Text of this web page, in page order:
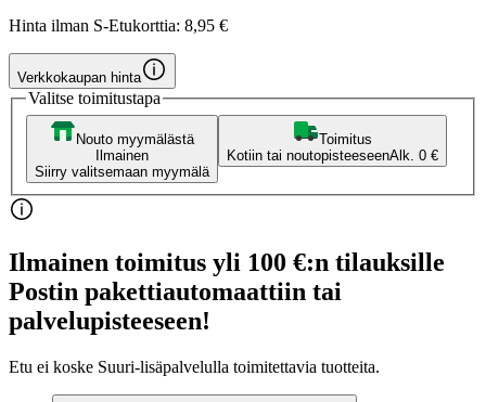
Hinta ilman S-Etukorttia: 8,95 €
Verkkokaupan hinta
Valitse toimitustapa
Nouto myymälästä
Ilmainen
Siirry valitsemaan myymälä
Toimitus
Kotiin tai noutopisteeseenAlk. 0 €
Ilmainen toimitus yli 100 €:n tilauksille
Postin pakettiautomaattiin tai
palvelupisteeseen!
Etu ei koske Suuri‑lisäpalvelulla toimitettavia tuotteita.